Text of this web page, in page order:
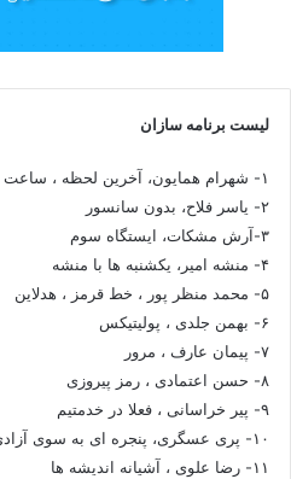
لیست برنامه سازان
۱- شهرام همایون، آخرین لحظه ، ساعت دوم ، شبانه
۲- یاسر فلاح، بدون سانسور
۳-آرش مشکات، ایستگاه سوم
۴- منشه امیر، یکشنبه ها با منشه
۵- محمد منظر پور ، خط قرمز ، هدلاین
۶- بهمن جلدی ، پولیتیکس
۷- پیمان عارف ، مرور
۸- حسن اعتمادی ، رمز پیروزی
۹- پیر خراسانی ، فعلا در خدمتیم
۱۰- پری عسگری، پنجره ای به سوی آزادی
۱۱- رضا علوی ، آشیانه اندیشه ها